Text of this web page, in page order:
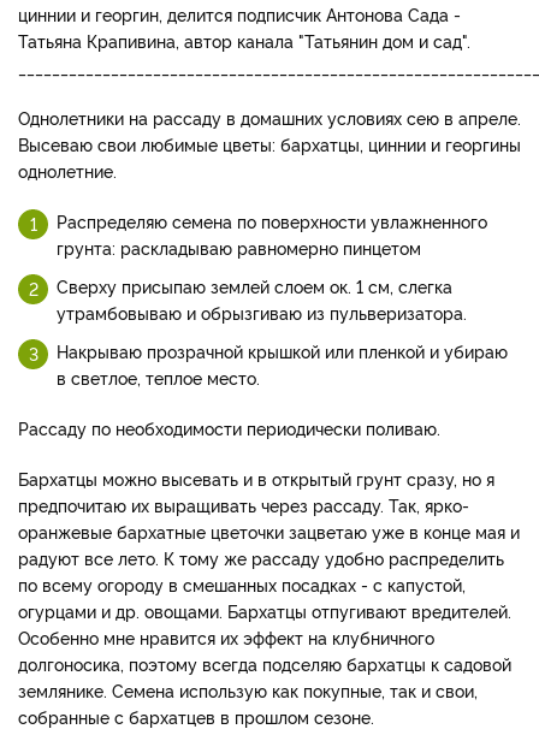
циннии и георгин, делится подписчик Антонова Сада -
Татьяна Крапивина, автор канала "Татьянин дом и сад".
Однолетники на рассаду в домашних условиях сею в апреле.
Высеваю свои любимые цветы: бархатцы, циннии и георгины
однолетние.
Распределяю семена по поверхности увлажненного
грунта: раскладываю равномерно пинцетом
Сверху присыпаю землей слоем ок. 1 см, слегка
утрамбовываю и обрызгиваю из пульверизатора.
Накрываю прозрачной крышкой или пленкой и убираю
в светлое, теплое место.
Рассаду по необходимости периодически поливаю.
Бархатцы можно высевать и в открытый грунт сразу, но я
предпочитаю их выращивать через рассаду. Так, ярко-
оранжевые бархатные цветочки зацветаю уже в конце мая и
радуют все лето. К тому же рассаду удобно распределить
по всему огороду в смешанных посадках - с капустой,
огурцами и др. овощами. Бархатцы отпугивают вредителей.
Особенно мне нравится их эффект на клубничного
долгоносика, поэтому всегда подселяю бархатцы к садовой
землянике. Семена использую как покупные, так и свои,
собранные с бархатцев в прошлом сезоне.